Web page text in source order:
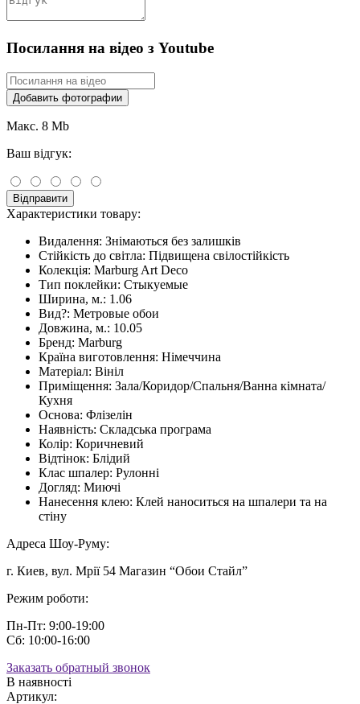
Посилання на відео з Youtube
Добавить фотографии
Макс. 8 Mb
Ваш відгук:
Відправити
Характеристики товару:
Видалення: Знімаються без залишків
Стійкість до світла: Підвищена свілостійкість
Колекція: Marburg Art Deco
Тип поклейки: Стыкуемые
Ширина, м.: 1.06
Вид?: Метровые обои
Довжина, м.: 10.05
Бренд: Marburg
Країна виготовлення: Німеччина
Матеріал: Вініл
Приміщення: Зала/Коридор/Спальня/Ванна кімната/
Кухня
Основа: Флізелін
Наявність: Складська програма
Колір: Коричневий
Відтінок: Блідий
Клас шпалер: Рулонні
Догляд: Миючі
Нанесення клею: Клей наноситься на шпалери та на
стіну
Адреса Шоу-Руму:
г. Киев, вул. Мрії 54 Магазин “Обои Стайл”
Режим роботи:
Пн-Пт: 9:00-19:00
Сб: 10:00-16:00
Заказать обратный звонок
В наявності
Артикул: